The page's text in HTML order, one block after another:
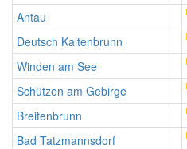
Antau
Deutsch Kaltenbrunn
Winden am See
Schützen am Gebirge
Breitenbrunn
Bad Tatzmannsdorf